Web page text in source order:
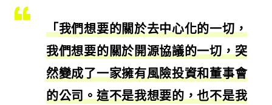
「我們想要的關於去中心化的一切，
我們想要的關於開源協議的一切，突
然變成了一家擁有風險投資和董事會
的公司。這不是我想要的，也不是我